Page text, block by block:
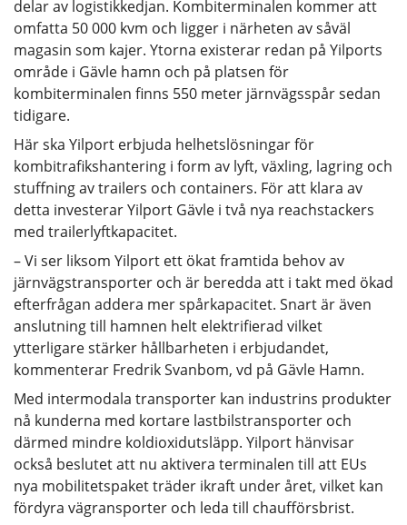
delar av logistikkedjan. Kombiterminalen kommer att
omfatta 50 000 kvm och ligger i närheten av såväl
magasin som kajer. Ytorna existerar redan på Yilports
område i Gävle hamn och på platsen för
kombiterminalen finns 550 meter järnvägsspår sedan
tidigare.
Här ska Yilport erbjuda helhetslösningar för
kombitrafikshantering i form av lyft, växling, lagring och
stuffning av trailers och containers. För att klara av
detta investerar Yilport Gävle i två nya reachstackers
med trailerlyftkapacitet.
– Vi ser liksom Yilport ett ökat framtida behov av
järnvägstransporter och är beredda att i takt med ökad
efterfrågan addera mer spårkapacitet. Snart är även
anslutning till hamnen helt elektrifierad vilket
ytterligare stärker hållbarheten i erbjudandet,
kommenterar Fredrik Svanbom, vd på Gävle Hamn.
Med intermodala transporter kan industrins produkter
nå kunderna med kortare lastbilstransporter och
därmed mindre koldioxidutsläpp. Yilport hänvisar
också beslutet att nu aktivera terminalen till att EUs
nya mobilitetspaket träder ikraft under året, vilket kan
fördyra vägransporter och leda till chaufförsbrist.